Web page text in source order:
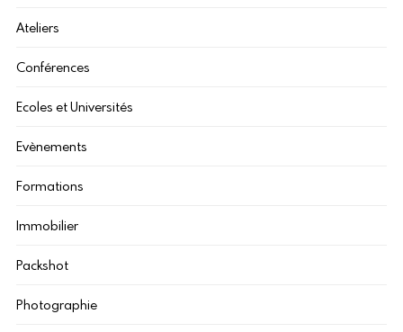
Ateliers
Conférences
Ecoles et Universités
Evènements
Formations
Immobilier
Packshot
Photographie